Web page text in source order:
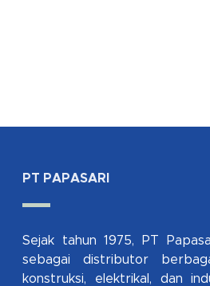
PT PAPASARI
Sejak tahun 1975, PT
sebagai distributor
konstruksi, elektrikal, dan